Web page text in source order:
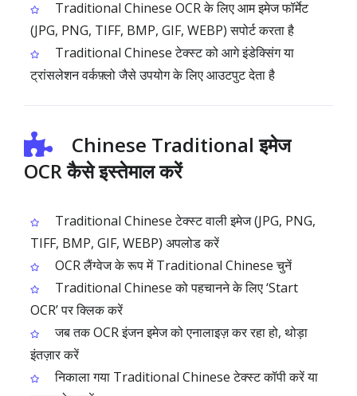
Traditional Chinese OCR के लिए आम इमेज फॉर्मेट
(JPG, PNG, TIFF, BMP, GIF, WEBP) सपोर्ट करता है
Traditional Chinese टेक्स्ट को आगे इंडेक्सिंग या
ट्रांसलेशन वर्कफ़्लो जैसे उपयोग के लिए आउटपुट देता है
Chinese Traditional इमेज
OCR कैसे इस्तेमाल करें
Traditional Chinese टेक्स्ट वाली इमेज (JPG, PNG,
TIFF, BMP, GIF, WEBP) अपलोड करें
OCR लैंग्वेज के रूप में Traditional Chinese चुनें
Traditional Chinese को पहचानने के लिए ‘Start
OCR’ पर क्लिक करें
जब तक OCR इंजन इमेज को एनालाइज़ कर रहा हो, थोड़ा
इंतज़ार करें
निकाला गया Traditional Chinese टेक्स्ट कॉपी करें या